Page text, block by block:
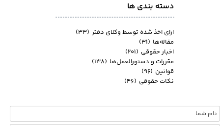
دسته بندی ها
ارای اخذ شده توسط وکلای دفتر (۳۳)
مقاله‌ها (۳۱)
اخبار حقوقی (۲۰۱)
مقررات و دستورالعمل‌ها (۱۳۸)
قوانین (۹۶)
نکات حقوقی (۴۶)